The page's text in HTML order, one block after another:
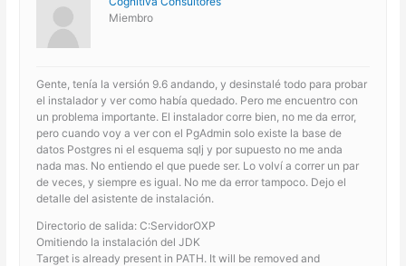
Miembro
Gente, tenía la versión 9.6 andando, y desinstalé todo para probar
el instalador y ver como había quedado. Pero me encuentro con
un problema importante. El instalador corre bien, no me da error,
pero cuando voy a ver con el PgAdmin solo existe la base de
datos Postgres ni el esquema sqlj y por supuesto no me anda
nada mas. No entiendo el que puede ser. Lo volví a correr un par
de veces, y siempre es igual. No me da error tampoco. Dejo el
detalle del asistente de instalación.
Directorio de salida: C:ServidorOXP
Omitiendo la instalación del JDK
Target is already present in PATH. It will be removed and